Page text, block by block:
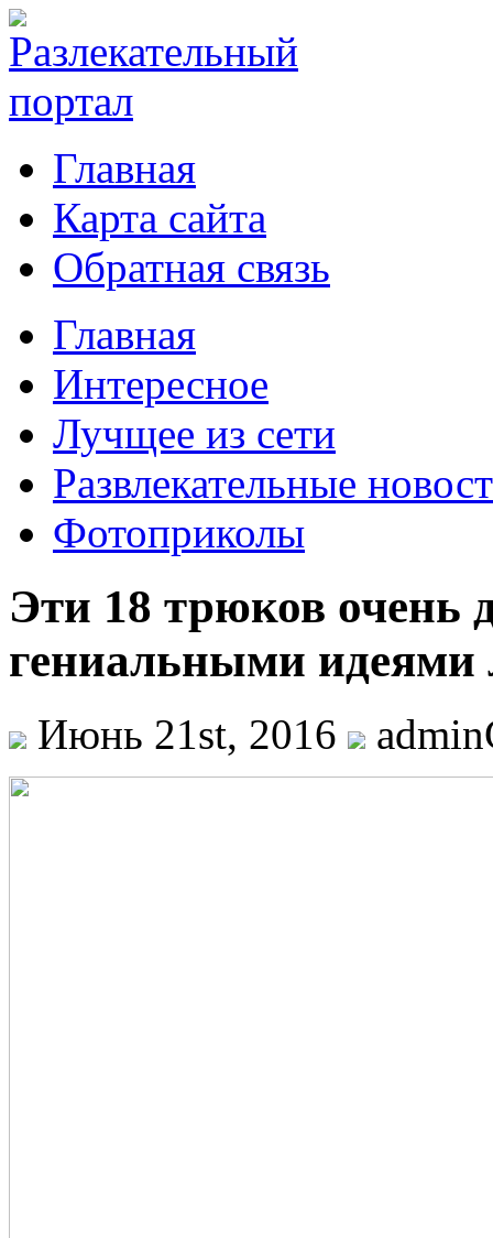
Главная
Карта сайта
Обратная связь
Главная
Интересное
Лучщее из сети
Развлекательные
Фотоприколы
Эти 18 трюков очень
гениальными
Июнь 21st, 2016